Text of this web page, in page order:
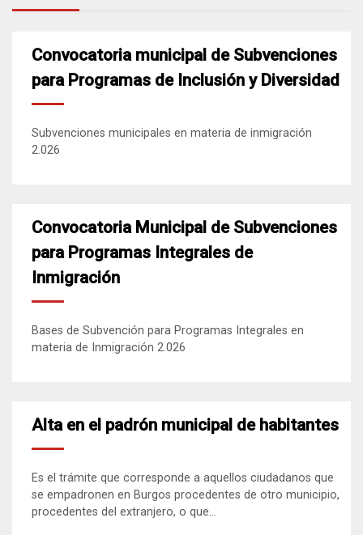
Convocatoria municipal de Subvenciones
para Programas de Inclusión y Diversidad
Subvenciones municipales en materia de inmigración
2.026
Convocatoria Municipal de Subvenciones
para Programas Integrales de
Inmigración
Bases de Subvención para Programas Integrales en
materia de Inmigración 2.026
Alta en el padrón municipal de habitantes
Es el trámite que corresponde a aquellos ciudadanos que
se empadronen en Burgos procedentes de otro municipio,
procedentes del extranjero, o que...